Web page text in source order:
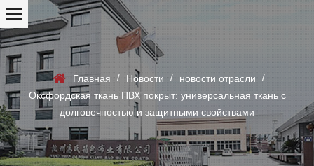
Главная / Новости / новости отрасли
/
Оксфордская ткань ПВХ покрыт: универсальная ткань с
долговечностью и защитными свойствами